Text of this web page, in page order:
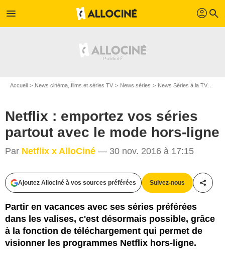
menu profil search
Accueil News cinéma, films et séries TV News séries News Séries à la TV
Netflix : emportez vos séries
partout avec le mode hors-ligne
Par Netflix x AlloCiné — 30 nov. 2016 à 17:15
Ajoutez Allociné à vos sources préférées Suivez-nous
Partir en vacances avec ses séries préférées
dans les valises, c'est désormais possible, grâce
à la fonction de téléchargement qui permet de
visionner les programmes Netflix hors-ligne.
David Dettmann/Netflix